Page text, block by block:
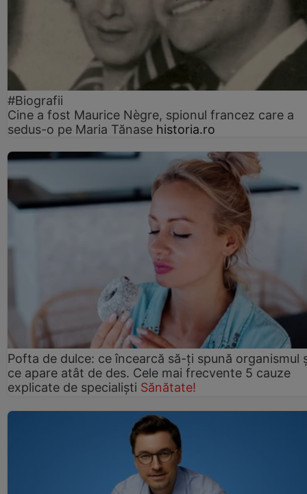
#Biografii
Cine a fost Maurice Nègre, spionul francez care a
sedus-o pe Maria Tănase historia.ro
Pofta de dulce: ce încearcă să-ți spună organismul
ce apare atât de des. Cele mai frecvente 5 cauze
explicate de specialiști Sănătate!